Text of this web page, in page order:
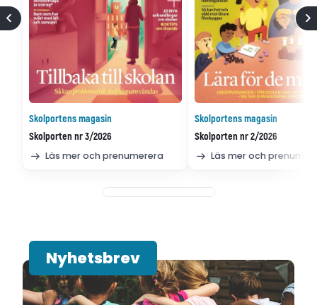
Skolportens magasin
Skolporten nr 3/2026
Läs mer och prenumerera
Skolportens magasin
Skolporten nr 2/2026
Läs mer och
Nyhetsbrev